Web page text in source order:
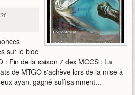
Commander
sur le bloc
: Fin de la saison 7 des MOCS : La
de MTGO s'achève lors de la mise à
ayant gagné suffisamment...